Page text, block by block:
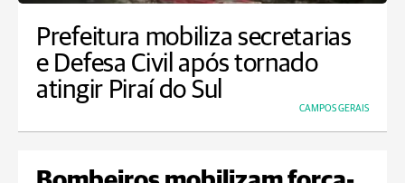
Prefeitura mobiliza secretarias
e Defesa Civil após tornado
atingir Piraí do Sul
CAMPOS GERAIS